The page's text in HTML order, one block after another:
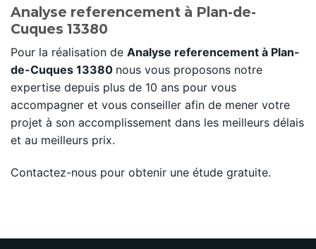
Analyse referencement à Plan-de-
Cuques 13380
Pour la réalisation de Analyse referencement à Plan-
de-Cuques 13380 nous vous proposons notre
expertise depuis plus de 10 ans pour vous
accompagner et vous conseiller afin de mener votre
projet à son accomplissement dans les meilleurs délais
et au meilleurs prix.
Contactez-nous pour obtenir une étude gratuite.